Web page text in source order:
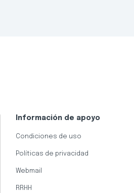
Información de apoyo
Condiciones de uso
Políticas de privacidad
Webmail
RRHH